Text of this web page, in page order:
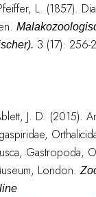
L. (1857).
3 (17): 256-
J. D. (2015).
Gastropoda,
London.